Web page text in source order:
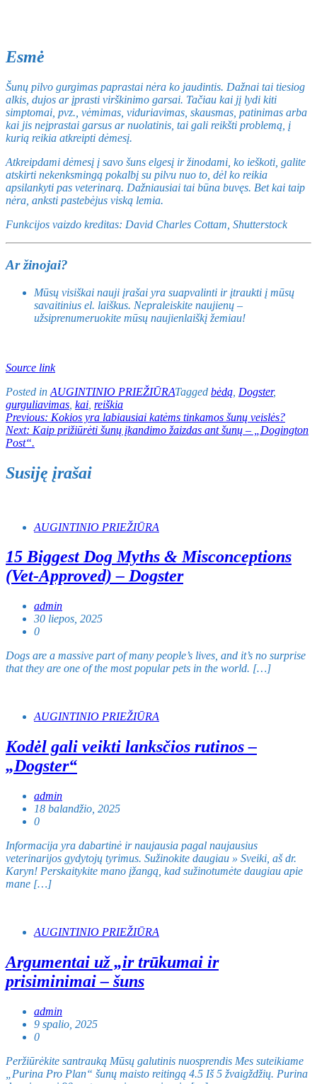
Esmė
Šunų pilvo gurgimas paprastai nėra ko jaudintis. Dažnai tai tiesiog
alkis, dujos ar įprasti virškinimo garsai. Tačiau kai jį lydi kiti
simptomai, pvz., vėmimas, viduriavimas, skausmas, patinimas arba
kai jis neįprastai garsus ar nuolatinis, tai gali reikšti problemą, į
kurią reikia atkreipti dėmesį.
Atkreipdami dėmesį į savo šuns elgesį ir žinodami, ko ieškoti, galite
atskirti nekenksmingą pokalbį su pilvu nuo to, dėl ko reikia
apsilankyti pas veterinarą. Dažniausiai tai būna buvęs. Bet kai taip
nėra, anksti pastebėjus viską lemia.
Funkcijos vaizdo kreditas: David Charles Cottam, Shutterstock
Ar žinojai?
Mūsų visiškai nauji įrašai yra suapvalinti ir įtraukti į mūsų
savaitinius el. laiškus. Nepraleiskite naujienų –
užsiprenumeruokite mūsų naujienlaiškį žemiau!
Source link
Posted in AUGINTINIO PRIEŽIŪRATagged bėdą Dogster,
gurguliavimas kai reiškia
Navigacija
tarp
Previous: Kokios yra labiausiai katėms tinkamos šunų veislės?
Next: Kaip prižiūrėti šunų įkandimo žaizdas ant šunų – „Dogington
Post“.
Susiję įrašai
AUGINTINIO PRIEŽIŪRA
15 Biggest Dog Myths & Misconceptions
(Vet-Approved) – Dogster
admin
30 liepos, 2025
0
Dogs are a massive part of many people’s lives, and it’s no surprise
that they are one of the most popular pets in the world. […]
AUGINTINIO PRIEŽIŪRA
Kodėl gali veikti lanksčios rutinos –
„Dogster“
admin
18 balandžio, 2025
0
Informacija yra dabartinė ir naujausia pagal naujausius
veterinarijos gydytojų tyrimus. Sužinokite daugiau » Sveiki, aš dr.
Karyn! Perskaitykite mano įžangą, kad sužinotumėte daugiau apie
mane […]
AUGINTINIO PRIEŽIŪRA
Argumentai už „ir trūkumai ir
prisiminimai – šuns
admin
9 spalio, 2025
0
Peržiūrėkite santrauką Mūsų galutinis nuosprendis Mes suteikiame
„Purina Pro Plan“ šunų maisto reitingą 4.5 Iš 5 žvaigždžių. Purina